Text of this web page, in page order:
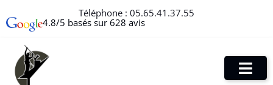
Téléphone : 05.65.41.37.55
4.8/5 basés sur 628 avis